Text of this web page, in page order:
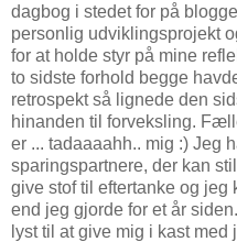
dagbog i stedet for på
personlig udviklingsprojekt
for at holde styr på mine
to sidste forhold begge
retrospekt så lignede den
hinanden til forveksling.
er ... tadaaaahh.. mig :) Jeg
sparingspartnere, der kan
give stof til eftertanke og jeg
end jeg gjorde for et år
lyst til at give mig i kast